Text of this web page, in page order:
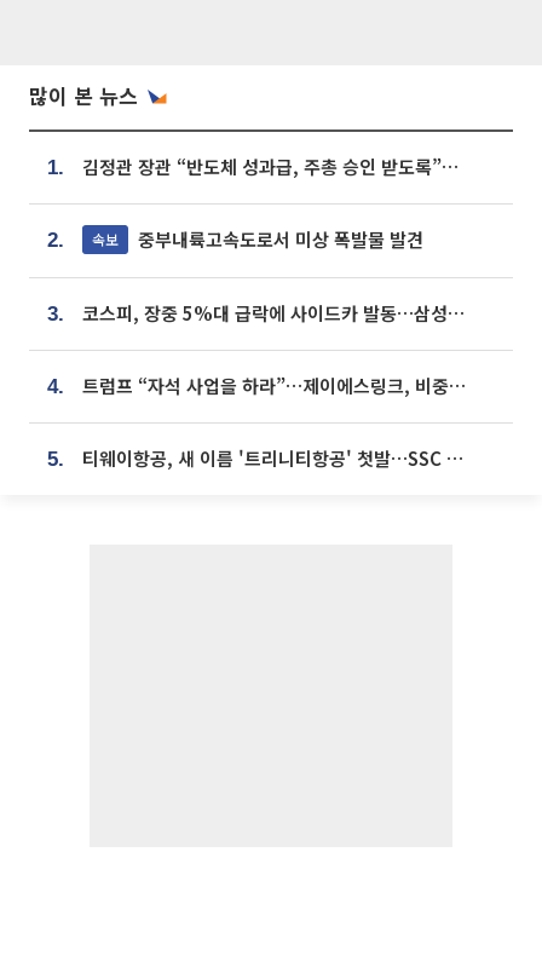
많이 본 뉴스
1. 김정관 장관 “반도체 성과급, 주총 승인 받도록”…상법·자본시장법 개정 시사
2. 속보 중부내륙고속도로서 미상 폭발물 발견
3. 코스피, 장중 5%대 급락에 사이드카 발동…삼성·SK 동반 폭락
4. 트럼프 “자석 사업을 하라”…제이에스링크, 비중국 영구자석 공급망 구축 속도
5. 티웨이항공, 새 이름 '트리니티항공' 첫발…SSC 전략 본격화